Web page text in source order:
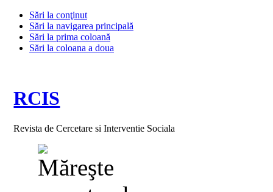
Sări la conţinut
Sări la navigarea principală
Sări la prima coloană
Sări la coloana a doua
RCIS
Revista de Cercetare si Interventie Sociala